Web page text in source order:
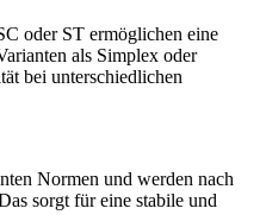
oder ST ermöglichen eine
als Simplex oder
bei unterschiedlichen
Normen und werden nach
sorgt für eine stabile und